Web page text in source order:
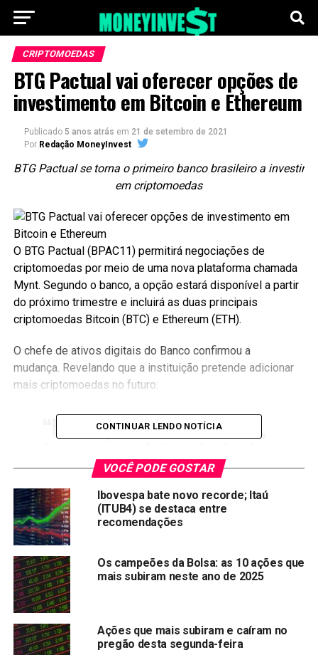
CRIPTOMOEDAS
BTG Pactual vai oferecer opções de
investimento em Bitcoin e Ethereum
Publicado 5 anos atrás em 21 de setembro de 2021
Por Redação MoneyInvest
BTG Pactual se torna o primeiro banco brasileiro a investir
em criptomoedas
O BTG Pactual (BPAC11) permitirá negociações de
criptomoedas por meio de uma nova plataforma chamada
Mynt. Segundo o banco, a opção estará disponível a partir
do próximo trimestre e incluirá as duas principais
criptomoedas Bitcoin (BTC) e Ethereum (ETH).
O chefe de ativos digitais do Banco confirmou a
mudança. Revelando que a instituição pretende adicionar
mais criptomoedas no futuro:
“Nesse primeiro momento,
teremos os dois principais
ativos do mercado, mas
incluiremos outras
criptomoedas para
comercialização ao longo
do tempo. Teremos uma
plataforma completa com
ativos baseados em
blockchain.”
CONTINUAR LENDO NOTÍCIA
VOCÊ PODE GOSTAR
Ibovespa bate novo recorde; Itaú
(ITUB4) se destaca entre
recomendações
Os campeões da Bolsa: as 10 ações que
mais subiram neste ano de 2025
Ações que mais subiram e caíram no
pregão desta segunda-feira